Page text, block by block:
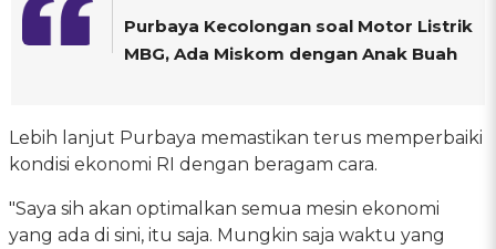
Purbaya Kecolongan soal Motor Listrik
MBG, Ada Miskom dengan Anak Buah
Lebih lanjut Purbaya memastikan terus memperbaiki
kondisi ekonomi RI dengan beragam cara.
"Saya sih akan optimalkan semua mesin ekonomi
yang ada di sini, itu saja. Mungkin saja waktu yang